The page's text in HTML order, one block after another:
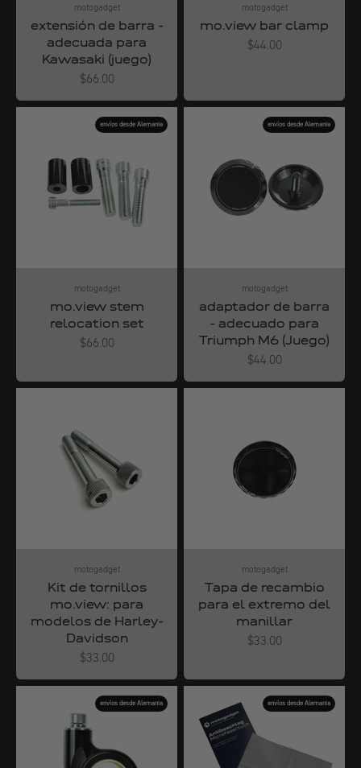
motogadget
extensión de barra -
adecuada para
Kawasaki (juego)
Angebot
$66.00
motogadget
mo.view bar clamp
Angebot
$44.00
envíos desde Alemania
motogadget
mo.view stem
relocation set
Angebot
$66.00
envíos desde Alemania
motogadget
adaptador de barra
- adecuado para
Triumph M6 (Juego)
Angebot
$44.00
motogadget
Kit de tornillos
mo.view: para
modelos de Harley-
Davidson
Angebot
$33.00
motogadget
Tapa de recambio
para el extremo del
manillar
Angebot
$33.00
envíos desde Alemania envíos desde Alemania